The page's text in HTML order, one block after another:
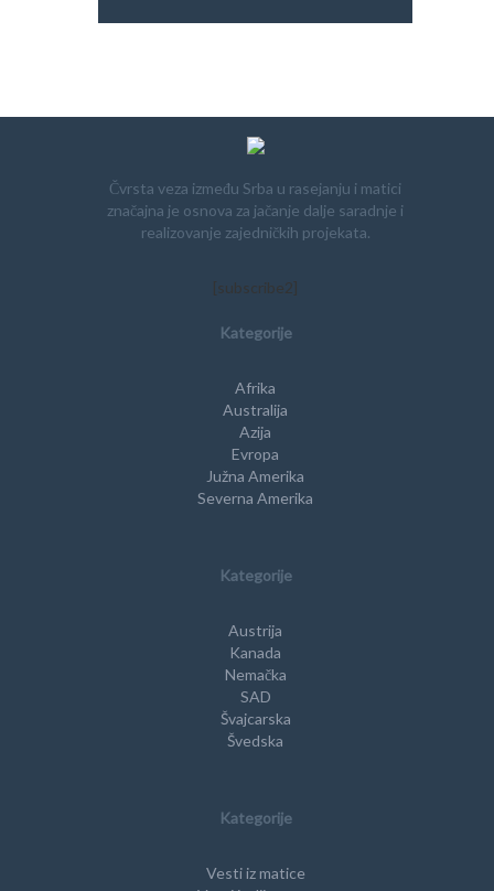
Čvrsta veza između Srba u rasejanju i matici
značajna je osnova za jačanje dalje saradnje i
realizovanje zajedničkih projekata.
[subscribe2]
Kategorije
Afrika
Australija
Azija
Evropa
Južna Amerika
Severna Amerika
Kategorije
Austrija
Kanada
Nemačka
SAD
Švajcarska
Švedska
Kategorije
Vesti iz matice